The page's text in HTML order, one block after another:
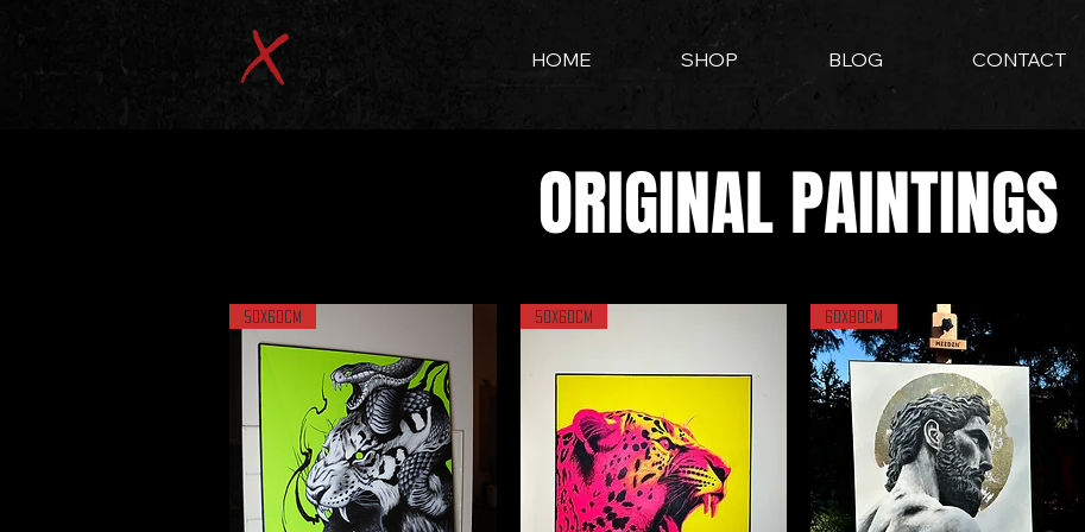
HOME SHOP BLOG CONTACT
ORIGINAL PAINTINGS
50x60cm 50x60cm 60x80cm